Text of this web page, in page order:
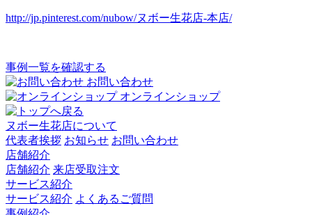
http://jp.pinterest.com/nubow/ヌボー生花店-本店/
事例一覧を確認する
お問い合わせ
オンラインショップ
ヌボー生花店について
代表者挨拶 お知らせ お問い合わせ
店舗紹介
店舗紹介 来店受取注文
サービス紹介
サービス紹介 よくあるご質問